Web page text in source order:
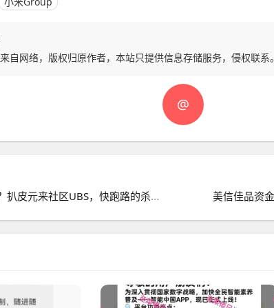
自网络，版权归原作者，本站只提供信息存储服务，侵权联系。
@
元来社区可以投资吗？扒皮元来社区UBS，快跑路的杀猪盘，看到的速度远离